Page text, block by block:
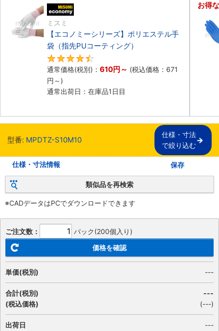
ミスミ
【エコノミーシリーズ】ポリエステル手
袋（指先PUコーティング）
通常価格(税別)： 610円 ～ (税込価格： 671
円 ～)
通常出荷日：在庫品1日目
お得
型番: MPDTZ-S10M10
仕様・寸法
で絞り込む
仕様・寸法情報 保存
類似品を再検索
※CADデータはPCでダウンロードできます
ご注文数：
パック(200個入り)
価格を確認
単価(税別) ---
合計(税別)
(税込価格)
---
(---)
出荷日
---